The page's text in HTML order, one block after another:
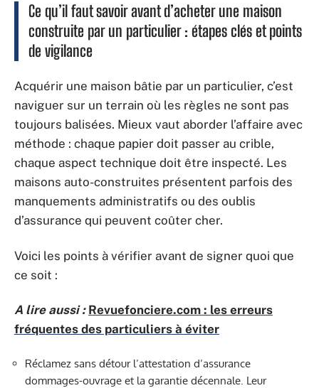
Ce qu’il faut savoir avant d’acheter une maison
construite par un particulier : étapes clés et points
de vigilance
Acquérir une maison bâtie par un particulier, c’est
naviguer sur un terrain où les règles ne sont pas
toujours balisées. Mieux vaut aborder l’affaire avec
méthode : chaque papier doit passer au crible,
chaque aspect technique doit être inspecté. Les
maisons auto-construites présentent parfois des
manquements administratifs ou des oublis
d’assurance qui peuvent coûter cher.
Voici les points à vérifier avant de signer quoi que
ce soit :
A lire aussi : Revuefonciere.com : les erreurs
fréquentes des particuliers à éviter
Réclamez sans détour l’attestation d’assurance
dommages-ouvrage et la garantie décennale. Leur